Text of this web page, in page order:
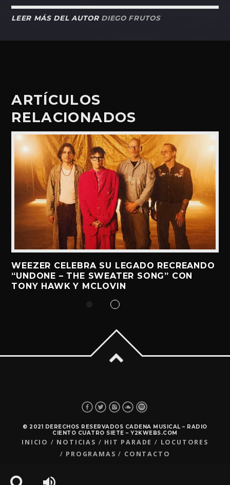
LEER MÁS DEL AUTOR DIEGO FRUTOS
ARTÍCULOS
RELACIONADOS
WEEZER CELEBRA SU LEGADO RECREANDO
“UNDONE – THE SWEATER SONG” CON
TONY HAWK Y MCLOVIN
© 2021 DERECHOS RESERVADOS CADENA MUSICAL – RADIO
CIENTO CUATRO SIETE – Y2KWEBS.COM
INICIO NOTICIAS HIT PARADE
LOCUTORES
PROGRAMAS
CONTACTO